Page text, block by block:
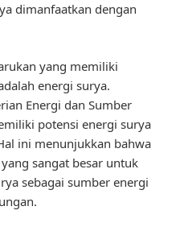
dimanfaatkan dengan
yang memiliki
energi surya.
Energi dan Sumber
potensi energi surya
ini menunjukkan bahwa
sangat besar untuk
sebagai sumber energi